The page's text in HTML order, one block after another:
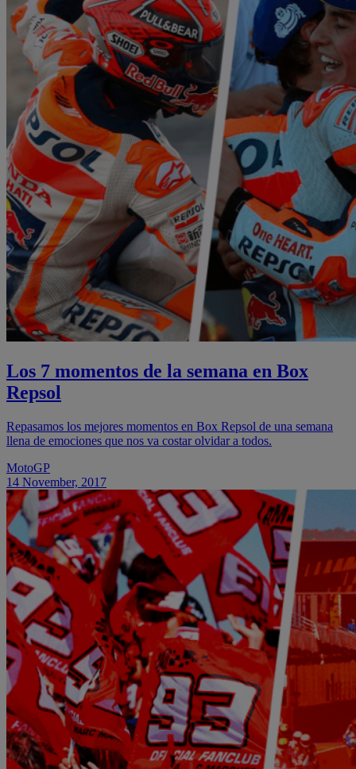
Los 7 momentos de la semana en Box
Repsol
Repasamos los mejores momentos en Box Repsol de una semana
llena de emociones que nos va costar olvidar a todos.
MotoGP
14 November, 2017